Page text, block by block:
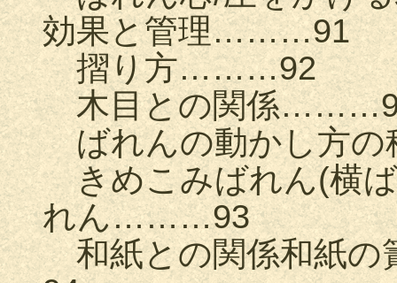
効果と管理………91
摺り方………92
木目との関係
ばれんの動かし方
きめこみばれん(横ば
れん………93
和紙との関係和紙